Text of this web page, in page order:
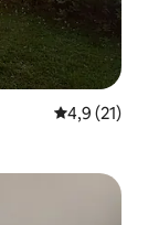
4,9 de uma
4,9 (21)